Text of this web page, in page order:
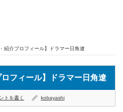
紹介プロフィール】ドラマー日角遼
ロフィール】ドラマー日角遼
トを書く kobayashi